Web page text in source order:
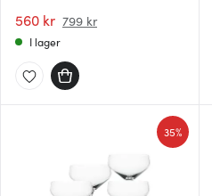
560 kr 799 kr
I lager
35%